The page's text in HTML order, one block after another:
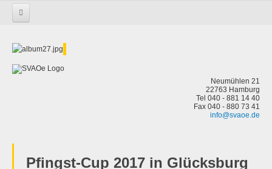
Neumühlen 21
22763 Hamburg
Tel 040 - 881 14 40
Fax 040 - 880 73 41
info@svaoe.de
Europameisterschaft 2018 der J24
Pfingst-Cup 2017 in Glücksburg